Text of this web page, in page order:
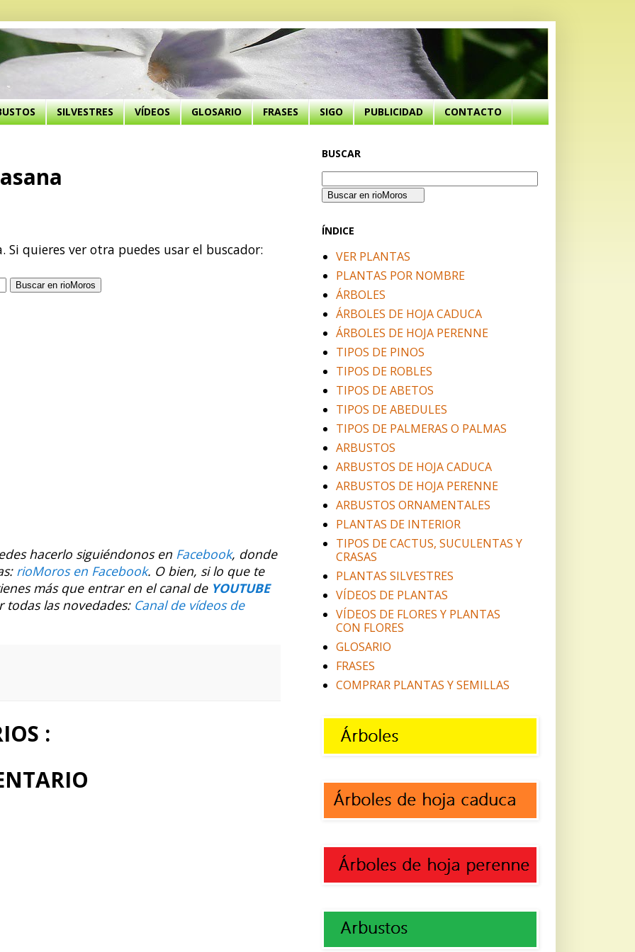
SILVESTRES VÍDEOS GLOSARIO FRASES SIGO PUBLICIDAD CONTACTO
quieres ver otra puedes usar el buscador:
hacerlo siguiéndonos en Facebook, donde
rioMoros en Facebook. O bien, si lo que te
más que entrar en el canal de YOUTUBE
todas las novedades: Canal de vídeos de
:
BUSCAR
ÍNDICE
VER PLANTAS
PLANTAS POR NOMBRE
ÁRBOLES
ÁRBOLES DE HOJA CADUCA
ÁRBOLES DE HOJA PERENNE
TIPOS DE PINOS
TIPOS DE ROBLES
TIPOS DE ABETOS
TIPOS DE ABEDULES
TIPOS DE PALMERAS O PALMAS
ARBUSTOS
ARBUSTOS DE HOJA CADUCA
ARBUSTOS DE HOJA PERENNE
ARBUSTOS ORNAMENTALES
PLANTAS DE INTERIOR
TIPOS DE CACTUS, SUCULENTAS Y
CRASAS
PLANTAS SILVESTRES
VÍDEOS DE PLANTAS
VÍDEOS DE FLORES Y PLANTAS
CON FLORES
GLOSARIO
FRASES
COMPRAR PLANTAS Y SEMILLAS